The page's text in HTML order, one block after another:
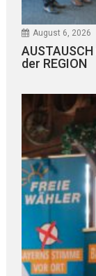
August 6, 2026
der REGION